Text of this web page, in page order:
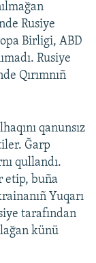
Rusiye
Birligi, ABD
Rusiye
Qırımnıñ
qanunsız
Ğarp
qullandı.
etip, buña
Yuqarı
tarafından
künü